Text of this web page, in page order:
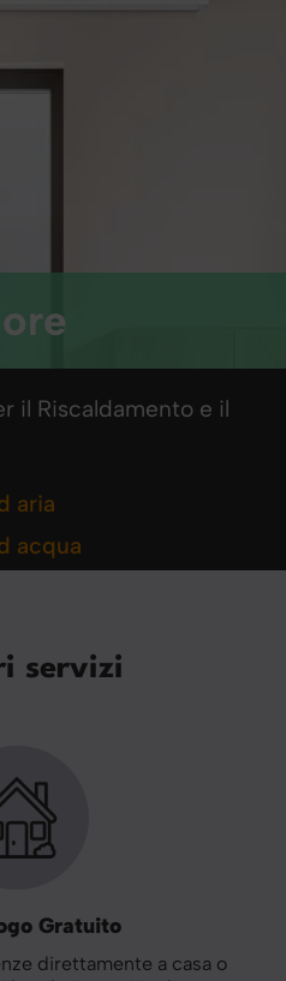
il Riscaldamento e il
aria
acqua
servizi
Gratuito
direttamente a casa o